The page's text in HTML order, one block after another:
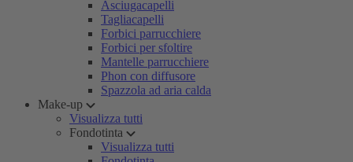
Asciugacapelli
Tagliacapelli
Forbici parrucchiere
Forbici per sfoltire
Mantelle parrucchiere
Phon con diffusore
Spazzola ad aria calda
Make-up
Visualizza tutti
Fondotinta
Visualizza tutti